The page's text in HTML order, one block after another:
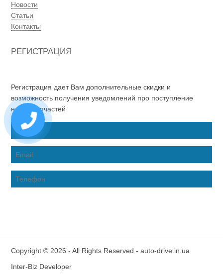
Новости
Статьи
Контакты
РЕГИСТРАЦИЯ
Регистрация дает Вам дополнительные скидки и
возможность получения уведомлений про поступление
новых запчастей
Copyright © 2026 - All Rights Reserved - auto-drive.in.ua
Inter-Biz Developer